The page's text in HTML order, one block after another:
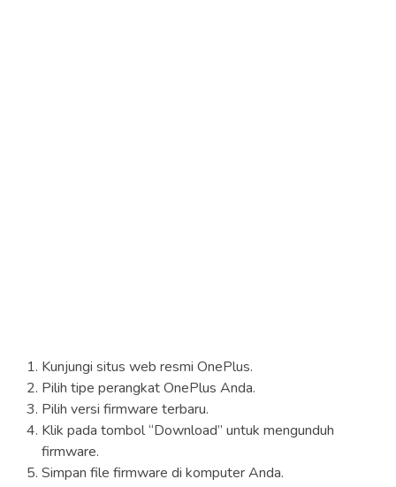
Kunjungi situs web resmi OnePlus.
Pilih tipe perangkat OnePlus Anda.
Pilih versi firmware terbaru.
Klik pada tombol “Download” untuk mengunduh
firmware.
Simpan file firmware di komputer Anda.